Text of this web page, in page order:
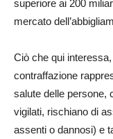
superiore ai 200
mercato
Ciò che qui
contraffazione
salute delle persone,
vigilati, rischiano di
assenti o dannosi) e